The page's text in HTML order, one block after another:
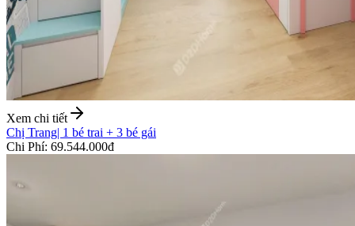
Xem chi tiết
Chị Trang| 1 bé trai + 3 bé gái
Chi Phí: 69.544.000đ